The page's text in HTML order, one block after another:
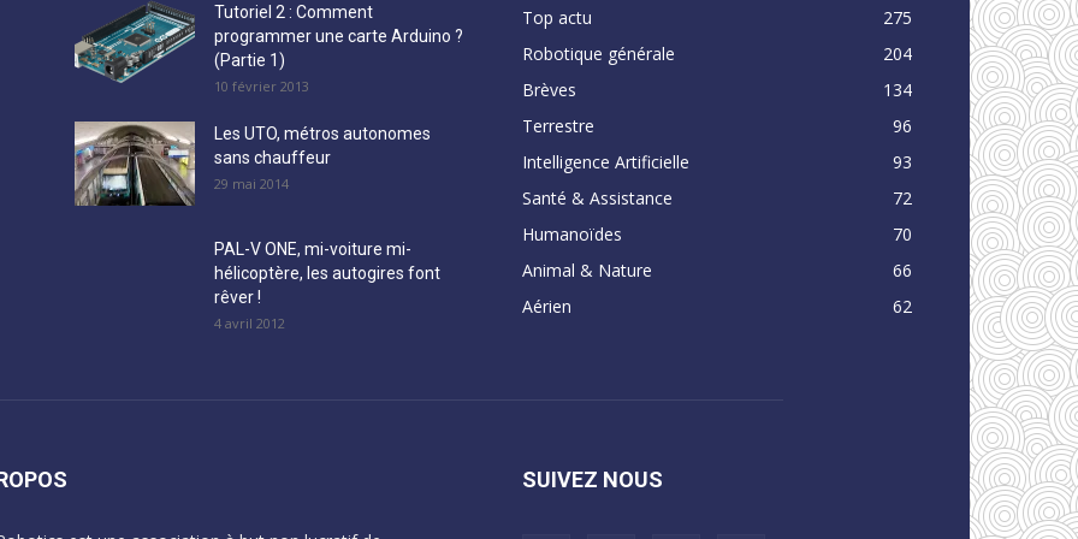
Tutoriel 2 : Comment
programmer une carte Arduino ?
(Partie 1)
10 février 2013
Les UTO, métros autonomes
sans chauffeur
29 mai 2014
PAL-V ONE, mi-voiture mi-
hélicoptère, les autogires font
rêver !
4 avril 2012
Top actu
275
Robotique générale
204
Brèves
134
Terrestre
96
Intelligence Artificielle
93
Santé & Assistance
72
Humanoïdes
70
Animal & Nature
66
Aérien
62
SUIVEZ NOUS